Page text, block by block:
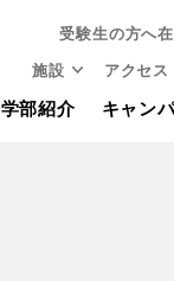
受験生の方へ
施設 アクセス
学部紹介 キャン